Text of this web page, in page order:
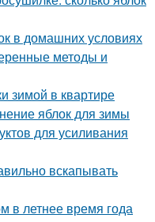
в домашних условиях
методы и
зимой в квартире
яблок для зимы
для усиливания
вскапывать
в летнее время года